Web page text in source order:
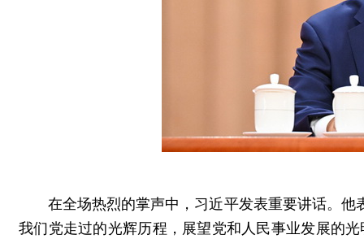
在全场热烈的掌声中，习近平发表重要讲话。
我们党走过的光辉历程，展望党和人民事业发展的